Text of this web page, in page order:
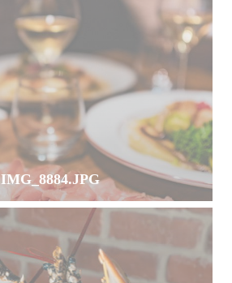
IMG_8884.JPG